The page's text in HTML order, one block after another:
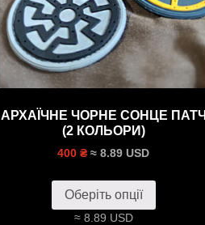
АРХАЇЧНЕ ЧОРНЕ СОНЦЕ ПАТЧ
(2 КОЛЬОРИ)
400 ₴ ≈ 8.89 USD
Оберіть опції
≈ 8.89 USD